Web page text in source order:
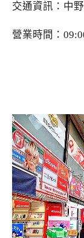
交通資訊：中
營業時間：